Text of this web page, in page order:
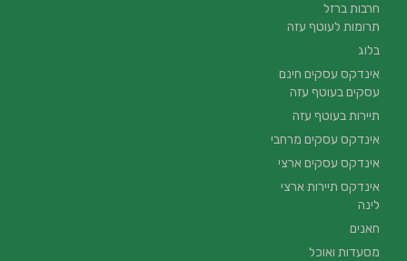
חרבות ברזל
תרומות לעוטף עזה
בלוג
אינדקס עסקים חינם
עסקים בעוטף עזה
תיירות בעוטף עזה
אינדקס עסקים מרחבי
אינדקס עסקים ארצי
אינדקס תיירות ארצי
לינה
חאנים
מסעדות ואוכל